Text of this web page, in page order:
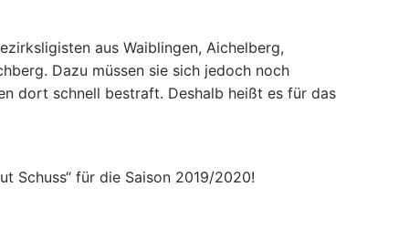
aus Waiblingen, Aichelberg,
Dazu müssen sie sich jedoch noch
dort schnell bestraft. Deshalb heißt es für das
Schuss“ für die Saison 2019/2020!